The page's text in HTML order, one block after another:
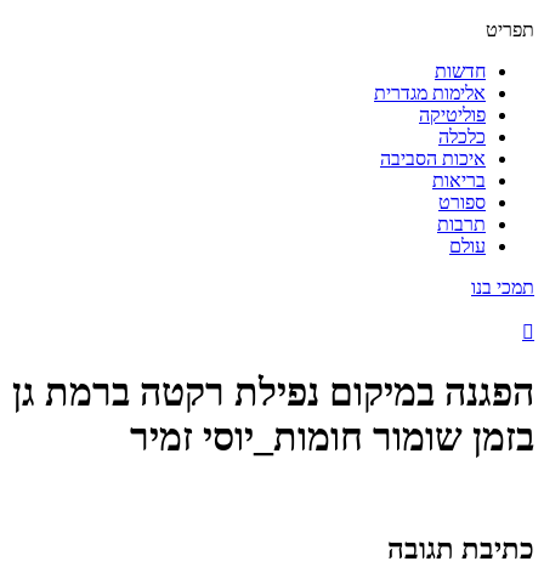
תפריט
חדשות
אלימות מגדרית
פוליטיקה
כלכלה
איכות הסביבה
בריאות
ספורט
תרבות
עולם
תמכי בנו
הפגנה במיקום נפילת רקטה ברמת גן
בזמן שומור חומות_יוסי זמיר
כתיבת תגובה